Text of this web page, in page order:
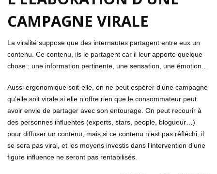
CAMPAGNE VIRALE
La viralité suppose que des internautes partagent entre eux un
contenu. Ce contenu, ils le partagent car il leur apporte quelque
chose : une information pertinente, une sensation, une émotion…
Aussi ergonomique soit-elle, on ne peut espérer d’une campagne
qu’elle soit virale si elle n’offre rien que le consommateur peut
avoir envie de partager avec son entourage. On peut recourir à
des personnes influentes (experts, stars, people, blogueur…)
pour diffuser un contenu, mais si ce contenu n’est pas réfléchi, il
se sera pas viral, et les moyens investis dans l’intervention d’une
figure influence ne seront pas rentabilisés.